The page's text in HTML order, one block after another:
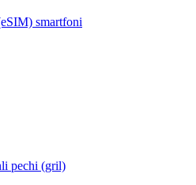
smartfoni
pechi (gril)